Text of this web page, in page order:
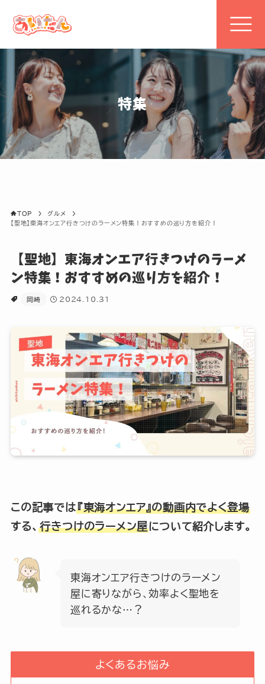
TOP
あいたんとは
グルメ・観光・イベントを
運営会社
飲食店の方へ
広告協賛・タイアップご希望の方へ
お問い合わせ
特集
TOP
グルメ
【聖地】東海オンエア行きつけのラーメン特集！おすすめの巡り方を紹介！
【聖地】東海オンエア行きつけのラーメ
ン特集！おすすめの巡り方を紹介！
岡崎 2024.10.31
この記事では『東海オンエア』の動画内でよく登場
する、行きつけのラーメン屋について紹介します。
東海オンエア行きつけのラーメン
屋に寄りながら、効率よく聖地を
巡れるかな…？
よくあるお悩み